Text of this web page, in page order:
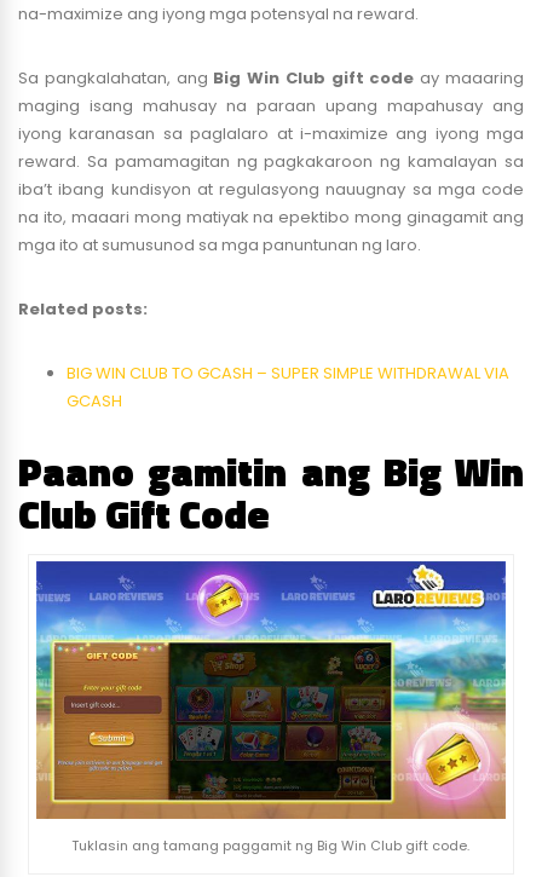
na-maximize ang iyong mga potensyal na reward.
Sa pangkalahatan, ang Big Win Club gift code ay maaaring
maging isang mahusay na paraan upang mapahusay ang
iyong karanasan sa paglalaro at i-maximize ang iyong mga
reward. Sa pamamagitan ng pagkakaroon ng kamalayan sa
iba’t ibang kundisyon at regulasyong nauugnay sa mga code
na ito, maaari mong matiyak na epektibo mong ginagamit ang
mga ito at sumusunod sa mga panuntunan ng laro.
Related posts:
BIG WIN CLUB TO GCASH – SUPER SIMPLE WITHDRAWAL VIA
GCASH
Paano gamitin ang Big Win
Club Gift Code
Tuklasin ang tamang paggamit ng Big Win Club gift code.